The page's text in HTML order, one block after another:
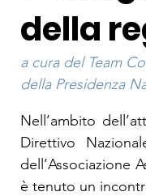
della
a cura del Team
della Presidenza
Nell’ambito
Direttivo
dell’Associazione
è tenuto un